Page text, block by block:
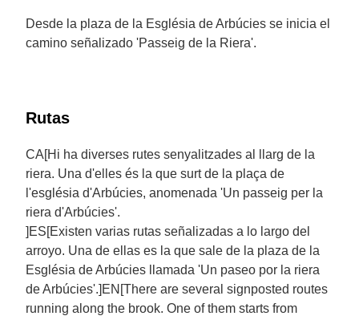
Desde la plaza de la Església de Arbúcies se inicia el
camino señalizado 'Passeig de la Riera'.
Rutas
CA[Hi ha diverses rutes senyalitzades al llarg de la
riera. Una d'elles és la que surt de la plaça de
l'església d'Arbúcies, anomenada 'Un passeig per la
riera d'Arbúcies'.
]ES[Existen varias rutas señalizadas a lo largo del
arroyo. Una de ellas es la que sale de la plaza de la
Església de Arbúcies llamada 'Un paseo por la riera
de Arbúcies'.]EN[There are several signposted routes
running along the brook. One of them starts from